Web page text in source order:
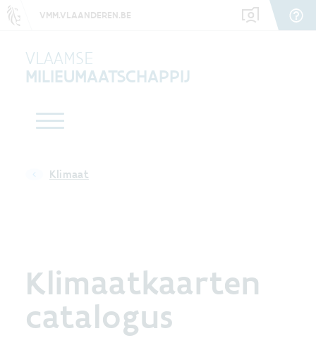
VMM.VLAANDEREN.BE
VLAAMSE
MILIEUMAATSCHAPPIJ
Klimaat
Klimaatkaarten
catalogus